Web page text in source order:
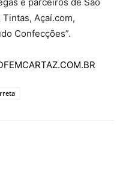
Açaí.com,
Confecções”.